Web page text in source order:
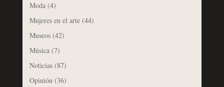
Moda(4)
Mujeres en el arte(44)
Museos(42)
Música(7)
Noticias(87)
Opinión(36)